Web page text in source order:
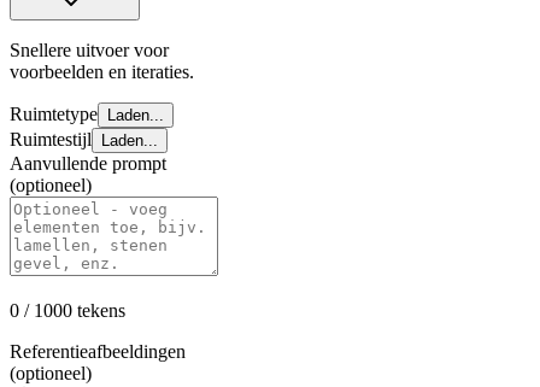
Snellere uitvoer voor
voorbeelden en iteraties.
Ruimtetype Laden...
Ruimtestijl Laden...
Aanvullende prompt
(optioneel)
0 / 1000 tekens
Referentieafbeeldingen
(optioneel)